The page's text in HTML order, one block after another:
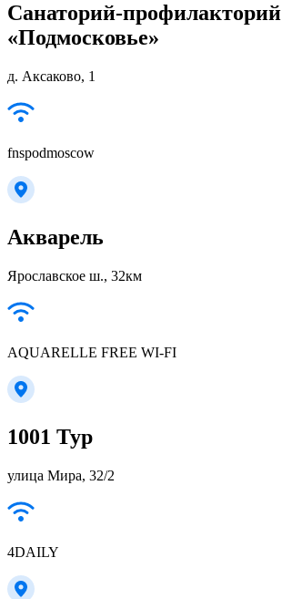
Санаторий-профилакторий
«Подмосковье»
д. Аксаково, 1
fnspodmoscow
Акварель
Ярославское ш., 32км
AQUARELLE FREE WI-FI
1001 Тур
улица Мира, 32/2
4DAILY